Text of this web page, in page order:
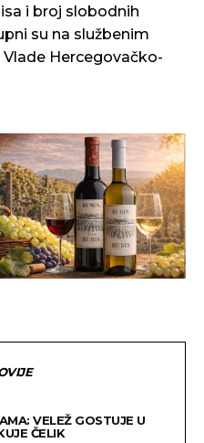
i broj slobodnih
su na službenim
Hercegovačko-
VELEŽ GOSTUJE U
ČELIK